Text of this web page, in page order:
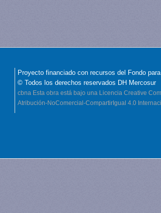
Proyecto financiado con recursos del Fondo
© Todos los derechos reservados DH Mercosur
cbna Esta obra está bajo una Licencia Creative
Atribución-NoComercial-CompartirIgual 4.0